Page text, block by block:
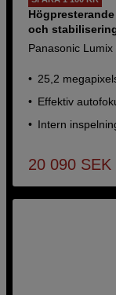
och
Panasonic
25,2
Effektiv
Intern
20 090 SEK